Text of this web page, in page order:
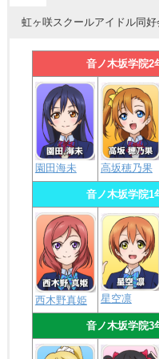
虹ヶ咲スクールアイドル同好
音ノ木坂学院2
園田海未 高坂穂乃果
音ノ木坂学院1
西木野真姫 星空凛
音ノ木坂学院3